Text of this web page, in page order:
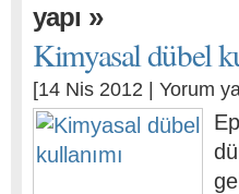
yapı »
Kimyasal dübel
[14 Nis 2012 | Yorum